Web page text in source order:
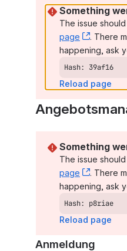
Something
The issue
page
, (opens
. There
happening, ask
Hash: 39af16
Reload page
Something
The issue
page
, (opens
. There
happening, ask
Hash: p8riae
Reload page
Anmeldung